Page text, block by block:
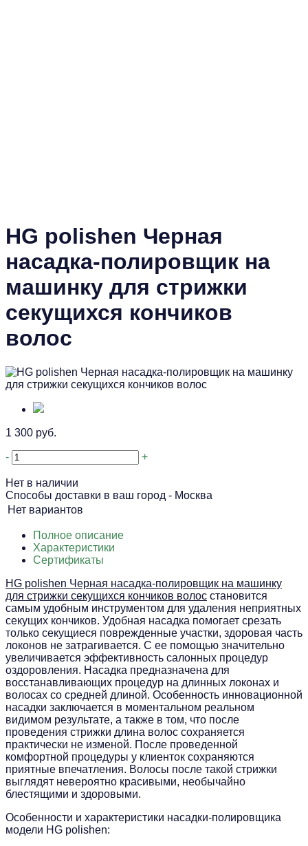
HG polishen Черная
насадка-полировщик на
машинку для стрижки
секущихся кончиков
волос
1 300 руб.
- +
Нет в наличии
Способы доставки в ваш город - Москва
Нет вариантов
Полное описание
Характеристики
Сертификаты
HG polishen Черная насадка-полировщик на машинку
для стрижки секущихся кончиков волос становится
самым удобным инструментом для удаления неприятных
секущих кончиков. Удобная насадка помогает срезать
только секущиеся поврежденные участки, здоровая часть
локонов не затрагивается. С ее помощью значительно
увеличивается эффективность салонных процедур
оздоровления. Насадка предназначена для
восстанавливающих процедур на длинных локонах и
волосах со средней длиной. Особенность инновационной
насадки заключается в моментальном реальном
видимом результате, а также в том, что после
проведения стрижки длина волос сохраняется
практически не изменой. После проведенной
комфортной процедуры у клиенток сохраняются
приятные впечатления. Волосы после такой стрижки
выглядят невероятно красивыми, необычайно
блестящими и здоровыми.
Особенности и характеристики насадки-полировщика
модели HG polishen: